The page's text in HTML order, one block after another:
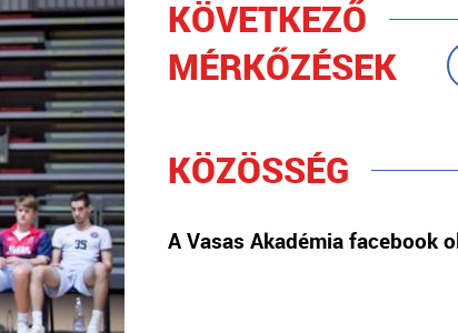
KÖVETKEZŐ
MÉRKŐZÉSEK
KÖZÖSSÉG
A Vasas Akadémia facebook